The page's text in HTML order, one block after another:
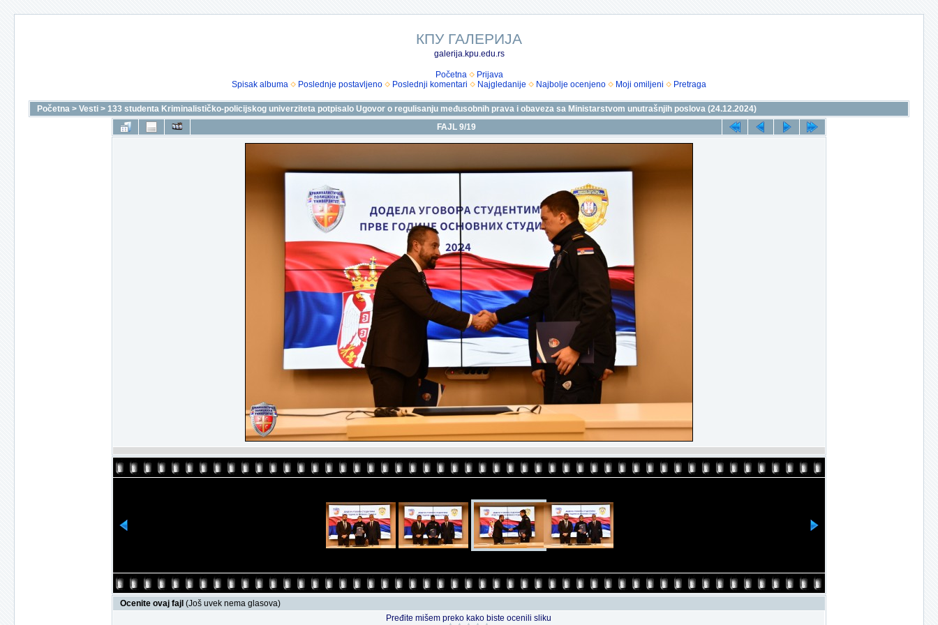
КПУ ГАЛЕРИЈА
galerija.kpu.edu.rs
Početna
Prijava
Spisak albuma
Poslednje postavljeno Poslednji komentari Najgledanije Najbolje ocenjeno Moji omiljeni Pretraga
Početna > Vesti > 133 studenta Kriminalističko-policijskog univerziteta potpisalo Ugovor o regulisanju međusobnih prava i obaveza sa Ministarstvom unutrašnjih poslova (24.12.2024)
FAJL 9/19
Ocenite ovaj fajl (Još uvek nema glasova)
Pređite mišem preko kako biste ocenili sliku